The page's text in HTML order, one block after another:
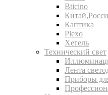
Bticino
Каптика
Plexo
Хегель
Технический свет
Лента
Приборы